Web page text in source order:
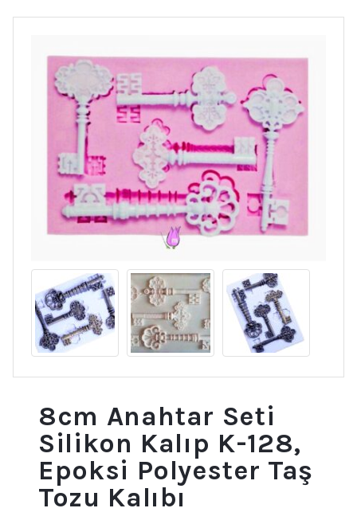
8cm Anahtar Seti
Silikon Kalıp K-128,
Epoksi Polyester Taş
Tozu Kalıbı